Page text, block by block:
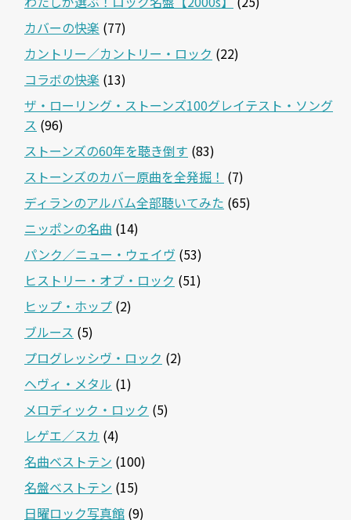
カバーの快楽 (77)
カントリー／カントリー・ロック (22)
コラボの快楽 (13)
ザ・ローリング・ストーンズ100グレイテスト・ソング
ス (96)
ストーンズの60年を聴き倒す (83)
ストーンズのカバー原曲を全発掘！ (7)
ディランのアルバム全部聴いてみた (65)
ニッポンの名曲 (14)
パンク／ニュー・ウェイヴ (53)
ヒストリー・オブ・ロック (51)
ヒップ・ホップ (2)
ブルース (5)
プログレッシヴ・ロック (2)
ヘヴィ・メタル (1)
メロディック・ロック (5)
レゲエ／スカ (4)
名曲ベストテン (100)
名盤ベストテン (15)
日曜ロック写真館 (9)